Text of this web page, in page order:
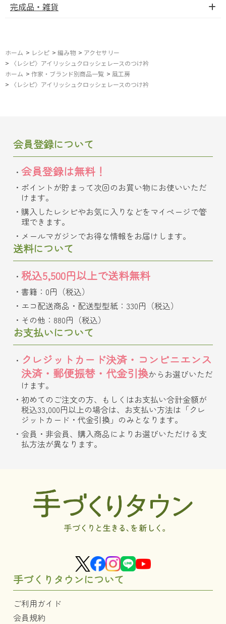
完成品・雑貨
ホーム > レシピ > 編み物 > アクセサリー
>
〈レシピ〉アイリッシュクロッシェレースのつけ衿
ホーム > 作家・ブランド別商品一覧 > 風工房
>
〈レシピ〉アイリッシュクロッシェレースのつけ衿
会員登録について
会員登録は無料！
ポイントが貯まって次回のお買い物にお使いいただ
けます。
購入したレシピやお気に入りなどをマイページで管
理できます。
メールマガジンでお得な情報をお届けします。
送料について
税込5,500円以上で送料無料
書籍：0円（税込）
エコ配送商品・配送型型紙：330円（税込）
その他：880円（税込）
お支払いについて
クレジットカード決済・コンビニエンス
決済・郵便振替・代金引換からお選びいただ
けます。
初めてのご注文の方、もしくはお支払い合計金額が
税込33,000円以上の場合は、お支払い方法は「クレ
ジットカード・代金引換」のみとなります。
会員・非会員、購入商品によりお選びいただける支
払方法が異なります。
手づくりタウンについて
ご利用ガイド
会員規約